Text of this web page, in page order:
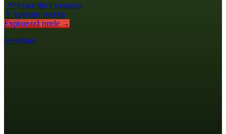
📍Plecare din Constanța
📱 Aplicație mobilă
Explorează rutele →
publicitate